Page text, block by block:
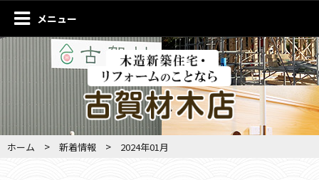
メニュー
ホーム > 新着情報 > 2024年01月